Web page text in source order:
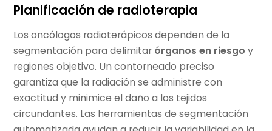
Planificación de radioterapia
Los oncólogos radioterápicos dependen de la
segmentación para delimitar órganos en riesgo y
regiones objetivo. Un contorneado preciso
garantiza que la radiación se administre con
exactitud y minimice el daño a los tejidos
circundantes. Las herramientas de segmentación